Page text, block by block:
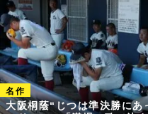
大阪桐蔭“じつは準決勝に